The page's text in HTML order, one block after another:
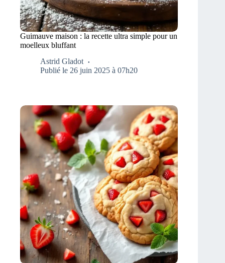
Guimauve maison : la recette ultra simple pour un
moelleux bluffant
Astrid Gladot
Publié le 26 juin 2025 à 07h20